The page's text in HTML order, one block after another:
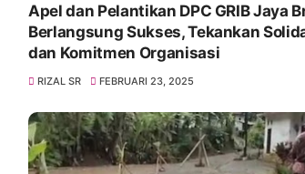
Apel dan Pelantikan DPC GRIB Jaya
Berlangsung Sukses, Tekankan
dan Komitmen Organisasi
RIZAL SR FEBRUARI 23, 2025